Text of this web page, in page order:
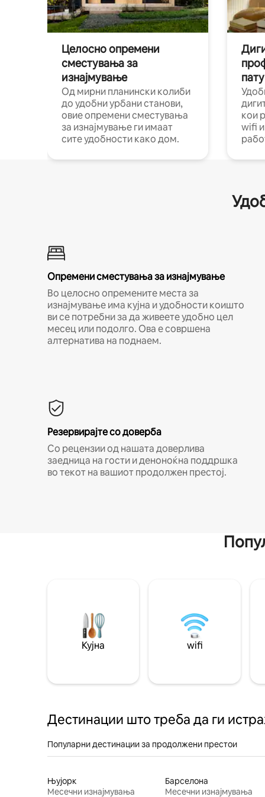
Целосно опремени
сместувања за
изнајмување
Од мирни планински колиби
до удобни урбани станови,
овие опремени сместувања
за изнајмување ги имаат
сите удобности како дом.
кои
wifi
Опремени сместувања за изнајмување
Во целосно опремените места за
изнајмување има кујна и удобности коишто
ви се потребни за да живеете удобно цел
месец или подолго. Ова е совршена
алтернатива на поднаем.
Резервирајте со доверба
Со рецензии од нашата доверлива
заедница на гости и деноноќна поддршка
во текот на вашиот продолжен престој.
Кујна wifi
Дестинации што треба да ги
Популарни дестинации за продолжени престои
Њујорк
Месечни изнајмувања
Барселона
Месечни изнајмувања